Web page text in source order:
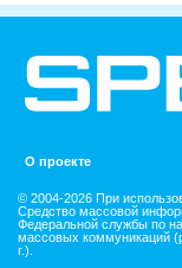
О проекте
© 2004-2026 При
Средство массовой
Федеральной службы по
массовых коммуникаций
г.).